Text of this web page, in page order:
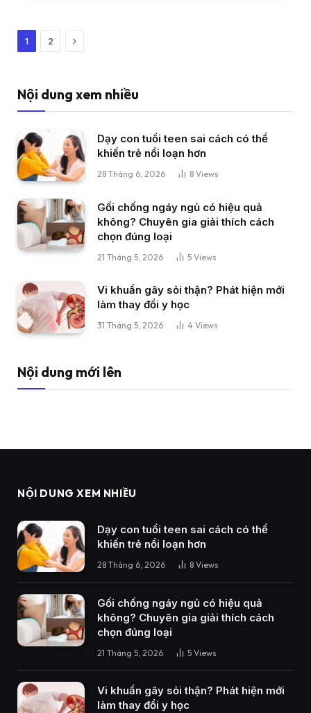
1 2 Next
Nội dung xem nhiều
Dạy con tuổi teen sai cách có thể
khiến trẻ nổi loạn hơn
28 Tháng 6, 2026 8 Views
Gối chống ngáy ngủ có hiệu quả
không? Chuyên gia giải thích cách
chọn đúng loại
21 Tháng 5, 2026 5 Views
Vi khuẩn gây sỏi thận? Phát hiện mới
làm thay đổi y học
31 Tháng 5, 2026 4 Views
Nội dung mới lên
NỘI DUNG XEM NHIỀU
Dạy con tuổi teen sai cách có thể
khiến trẻ nổi loạn hơn
28 Tháng 6, 2026 8 Views
Gối chống ngáy ngủ có hiệu quả
không? Chuyên gia giải thích cách
chọn đúng loại
21 Tháng 5, 2026 5 Views
Vi khuẩn gây sỏi thận? Phát hiện mới
làm thay đổi y học